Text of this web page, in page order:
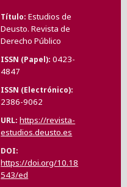
Título Estudios de
Deusto. Revista de
Derecho Público
ISSN (Papel) 0423-
4847
ISSN (Electrónico)
2386-9062
URL https://revista-
estudios.deusto.es
DOI
https://doi.org/10.18
543/ed